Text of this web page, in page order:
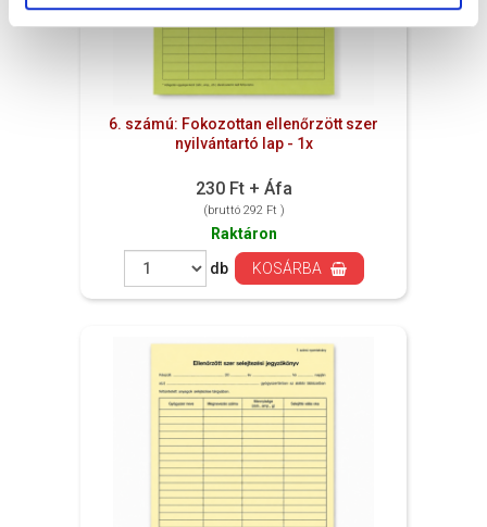
6. számú: Fokozottan ellenőrzött szer
nyilvántartó lap - 1x
230 Ft + Áfa
(bruttó 292 Ft )
Raktáron
db
KOSÁRBA